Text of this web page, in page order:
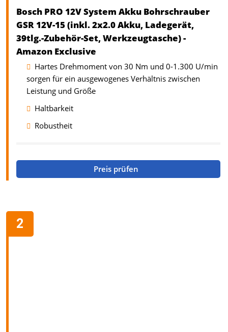
Bosch PRO 12V System Akku Bohrschrauber
GSR 12V-15 (inkl. 2x2.0 Akku, Ladegerät,
39tlg.-Zubehör-Set, Werkzeugtasche) -
Amazon Exclusive
Hartes Drehmoment von 30 Nm und 0-1.300 U/min
sorgen für ein ausgewogenes Verhältnis zwischen
Leistung und Größe
Haltbarkeit
Robustheit
Preis prüfen